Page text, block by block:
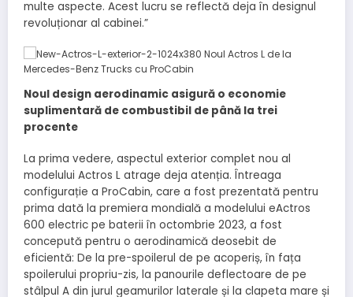
multe aspecte. Acest lucru se reflectă deja în designul
revoluționar al cabinei.”
Noul design aerodinamic asigură o economie
suplimentară de combustibil de până la trei
procente
La prima vedere, aspectul exterior complet nou al
modelului Actros L atrage deja atenția. Întreaga
configurație a ProCabin, care a fost prezentată pentru
prima dată la premiera mondială a modelului eActros
600 electric pe baterii în octombrie 2023, a fost
concepută pentru o aerodinamică deosebit de
eficientă: De la pre-spoilerul de pe acoperiș, în fața
spoilerului propriu-zis, la panourile deflectoare de pe
stâlpul A din jurul geamurilor laterale și la clapeta mare și